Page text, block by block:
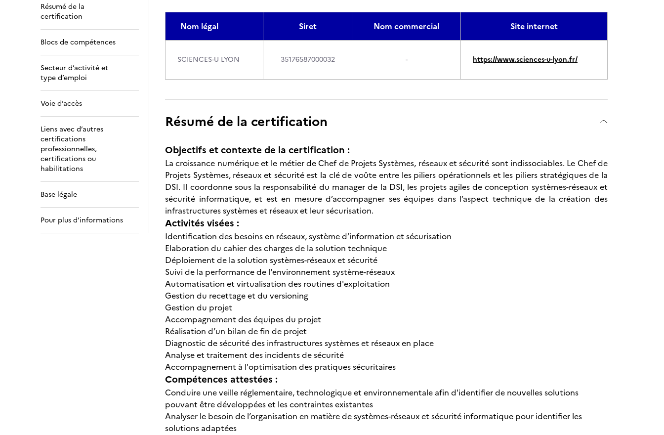
Résumé de la
certification
Blocs de compétences
Secteur d’activité et
type d’emploi
Voie d’accès
Liens avec d’autres
certifications
professionnelles,
certifications ou
habilitations
Base légale
Pour plus d’informations
Nom légal Siret Nom commercial Site internet
SCIENCES-U LYON 35176587000032 - https://www.sciences-u-lyon.fr/
Résumé de la certification
Objectifs et contexte de la certification :
La croissance numérique et le métier de Chef de Projets Systèmes, réseaux et sécurité sont indissociables. Le Chef de
Projets Systèmes, réseaux et sécurité est la clé de voûte entre les piliers opérationnels et les piliers stratégiques de la
DSI. Il coordonne sous la responsabilité du manager de la DSI, les projets agiles de conception systèmes-réseaux et
sécurité informatique, et est en mesure d’accompagner ses équipes dans l’aspect technique de la création des
infrastructures systèmes et réseaux et leur sécurisation.
Activités visées :
Identification des besoins en réseaux, système d’information et sécurisation
Elaboration du cahier des charges de la solution technique
Déploiement de la solution systèmes-réseaux et sécurité
Suivi de la performance de l'environnement système-réseaux
Automatisation et virtualisation des routines d'exploitation
Gestion du recettage et du versioning
Gestion du projet
Accompagnement des équipes du projet
Réalisation d’un bilan de fin de projet
Diagnostic de sécurité des infrastructures systèmes et réseaux en place
Analyse et traitement des incidents de sécurité
Accompagnement à l'optimisation des pratiques sécuritaires
Compétences attestées :
Conduire une veille réglementaire, technologique et environnementale afin d'identifier de nouvelles solutions
pouvant être développées et les contraintes existantes
Analyser le besoin de l’organisation en matière de systèmes-réseaux et sécurité informatique pour identifier les
solutions adaptées